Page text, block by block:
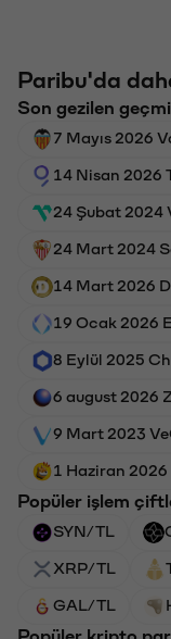
Paribu'da
Son gezilen
7 Mayıs 2026
14 Nisan 2026
24 Şubat 2024
24 Mart 2024
14 Mart 2026
19 Ocak 2026
8 Eylül 2025
6 august 2026
9 Mart 2023
1 Haziran 2026
Popüler işlem
SYN/TL
XRP/TL
GAL/TL